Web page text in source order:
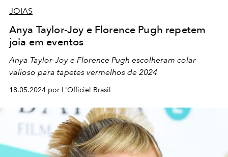
JOIAS
Anya Taylor-Joy e Florence Pugh repetem
joia em eventos
Anya Taylor-Joy e Florence Pugh escolheram colar
valioso para tapetes vermelhos de 2024
18.05.2024 por L'Officiel Brasil